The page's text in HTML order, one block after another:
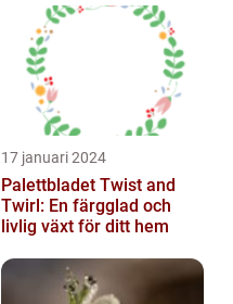
17 januari 2024
Palettbladet Twist and
Twirl: En färgglad och
livlig växt för ditt hem